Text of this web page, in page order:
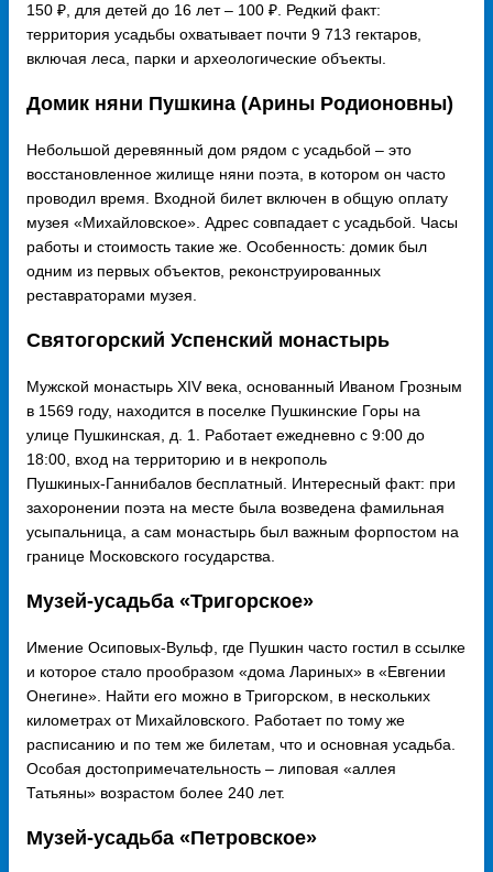
150 ₽, для детей до 16 лет – 100 ₽. Редкий факт:
территория усадьбы охватывает почти 9 713 гектаров,
включая леса, парки и археологические объекты.
Домик няни Пушкина (Арины Родионовны)
Небольшой деревянный дом рядом с усадьбой – это
восстановленное жилище няни поэта, в котором он часто
проводил время. Входной билет включен в общую оплату
музея «Михайловское». Адрес совпадает с усадьбой. Часы
работы и стоимость такие же. Особенность: домик был
одним из первых объектов, реконструированных
реставраторами музея.
Святогорский Успенский монастырь
Мужской монастырь XIV века, основанный Иваном Грозным
в 1569 году, находится в поселке Пушкинские Горы на
улице Пушкинская, д. 1. Работает ежедневно с 9:00 до
18:00, вход на территорию и в некрополь
Пушкиных‑Ганнибалов бесплатный. Интересный факт: при
захоронении поэта на месте была возведена фамильная
усыпальница, а сам монастырь был важным форпостом на
границе Московского государства.
Музей-усадьба «Тригорское»
Имение Осиповых-Вульф, где Пушкин часто гостил в ссылке
и которое стало прообразом «дома Лариных» в «Евгении
Онегине». Найти его можно в Тригорском, в нескольких
километрах от Михайловского. Работает по тому же
расписанию и по тем же билетам, что и основная усадьба.
Особая достопримечательность – липовая «аллея
Татьяны» возрастом более 240 лет.
Музей-усадьба «Петровское»